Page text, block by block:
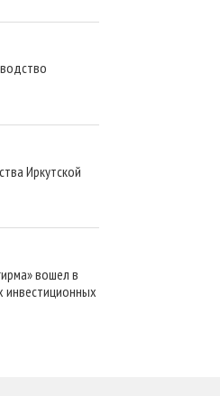
Иркутской
вошел в
инвестиционных